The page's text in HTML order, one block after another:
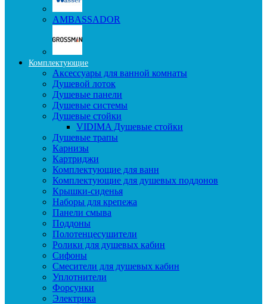
AMBASSADOR
Комплектующие
Аксессуары для ванной комнаты
Душевой лоток
Душевые панели
Душевые системы
Душевые стойки
VIDIMA Душевые стойки
Душевые трапы
Карнизы
Картриджи
Комплектующие для ванн
Комплектующие для душевых поддонов
Крышки-сиденья
Наборы для крепежа
Панели смыва
Поддоны
Полотенцесушители
Ролики для душевых кабин
Сифоны
Смесители для душевых кабин
Уплотнители
Форсунки
Электрика